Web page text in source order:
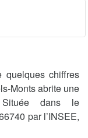
quelques chiffres
Monts abrite une
Située dans le
par l’INSEE,